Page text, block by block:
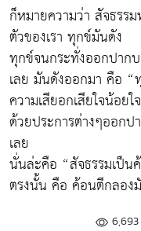
ก็หมายความว่า สัจธรร
ตัวของเรา ทุกข์มันดัง
ทุกข์จนกระทั่งออกปากบ
เลย มันดังออกมา คือ
ความเสียอกเสียใจน้อยใ
ด้วยประการต่างๆออกป
เลย
นั่นล่ะคือ “สัจธรรมเป็
ตรงนั้น คือ ค้อนตีกลอง
6,693